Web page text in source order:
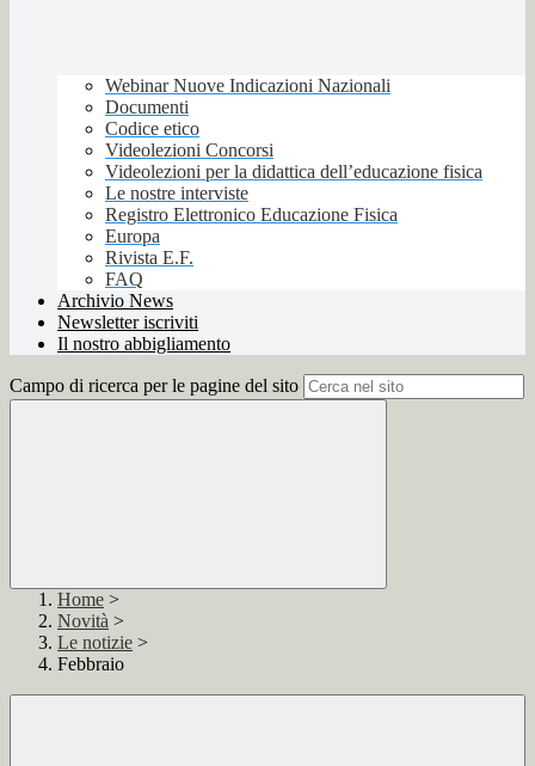
Webinar Nuove Indicazioni Nazionali
Documenti
Codice etico
Videolezioni Concorsi
Videolezioni per la didattica dell’educazione fisica
Le nostre interviste
Registro Elettronico Educazione Fisica
Europa
Rivista E.F.
FAQ
Archivio News
Newsletter iscriviti
Il nostro abbigliamento
Campo di ricerca per le pagine del sito
Home >
Novità >
Le notizie >
Febbraio